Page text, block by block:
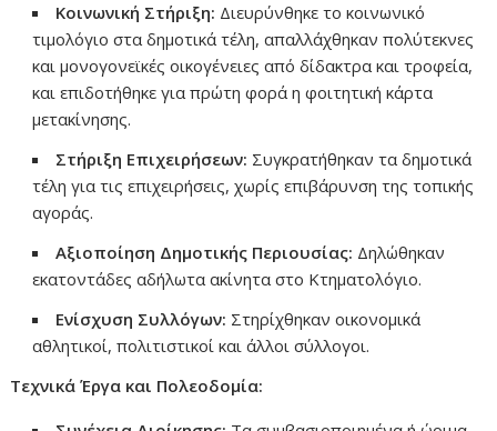
Κοινωνική Στήριξη: Διευρύνθηκε το κοινωνικό
τιμολόγιο στα δημοτικά τέλη, απαλλάχθηκαν πολύτεκνες
και μονογονεϊκές οικογένειες από δίδακτρα και τροφεία,
και επιδοτήθηκε για πρώτη φορά η φοιτητική κάρτα
μετακίνησης.
Στήριξη Επιχειρήσεων: Συγκρατήθηκαν τα δημοτικά
τέλη για τις επιχειρήσεις, χωρίς επιβάρυνση της τοπικής
αγοράς.
Αξιοποίηση Δημοτικής Περιουσίας: Δηλώθηκαν
εκατοντάδες αδήλωτα ακίνητα στο Κτηματολόγιο.
Ενίσχυση Συλλόγων: Στηρίχθηκαν οικονομικά
αθλητικοί, πολιτιστικοί και άλλοι σύλλογοι.
Τεχνικά Έργα και Πολεοδομία: